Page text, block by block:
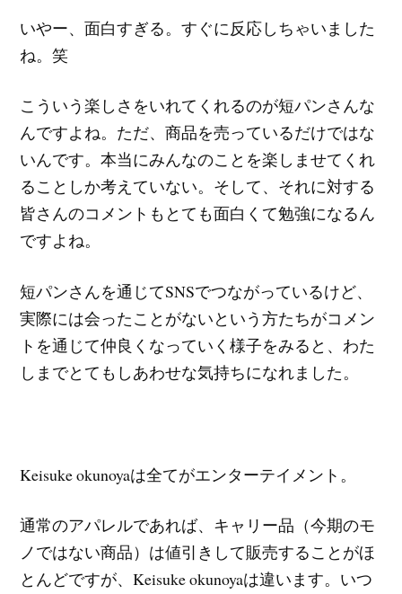
いやー、面白すぎる。すぐに反応しちゃいました
ね。笑
こういう楽しさをいれてくれるのが短パンさんな
んですよね。ただ、商品を売っているだけではな
いんです。本当にみんなのことを楽しませてくれ
ることしか考えていない。そして、それに対する
皆さんのコメントもとても面白くて勉強になるん
ですよね。
短パンさんを通じてSNSでつながっているけど、
実際には会ったことがないという方たちがコメン
トを通じて仲良くなっていく様子をみると、わた
しまでとてもしあわせな気持ちになれました。
Keisuke okunoyaは全てがエンターテイメント。
通常のアパレルであれば、キャリー品（今期のモ
ノではない商品）は値引きして販売することがほ
とんどですが、Keisuke okunoyaは違います。いつ